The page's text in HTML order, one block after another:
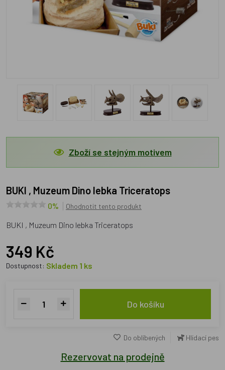
Zboží se stejným motivem
BUKI , Muzeum Dino lebka Triceratops
0% Ohodnotit tento produkt
BUKI , Muzeum Dino lebka Triceratops
349 Kč
Dostupnost: Skladem 1 ks
Do košíku
Do oblíbených Hlídací pes
Rezervovat na prodejně